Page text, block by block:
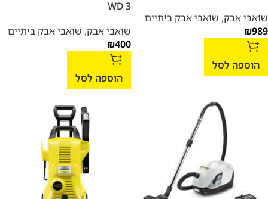
שואבי אבק, שואבי אבק ביתיים
₪989
הוספה לסל
WD 3
שואבי אבק, שואבי אבק ביתיים
₪400
הוספה לסל